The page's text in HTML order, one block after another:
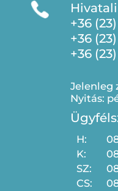
+36
+36
+36
Jelenleg
Nyitás:
H:
K:
SZ:
CS: